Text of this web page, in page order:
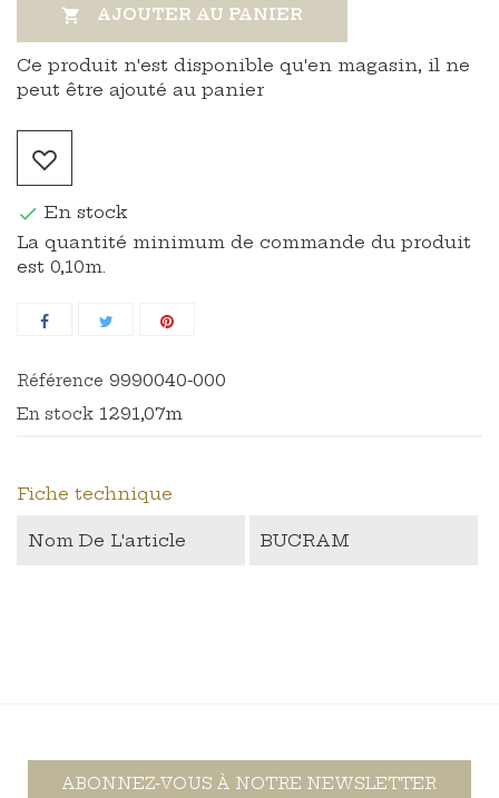
 AJOUTER AU PANIER
Ce produit n'est disponible qu'en magasin, il ne
peut être ajouté au panier
 En stock
La quantité minimum de commande du produit
est 0,10m.
Référence 9990040-000
En stock 1291,07m
Fiche technique
Nom De L'article BUCRAM
ABONNEZ-VOUS À NOTRE NEWSLETTER